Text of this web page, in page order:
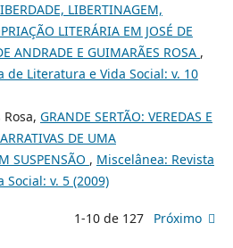
LIBERTINAGEM,
LITERÁRIA EM JOSÉ DE
ANDRADE E GUIMARÃES ROSA ,
de Literatura e Vida Social: v. 10
GRANDE SERTÃO: VEREDAS E
DE UMA
SUSPENSÃO , Miscelânea: Revista
v. 5 (2009)
1-10 de 127 Próximo